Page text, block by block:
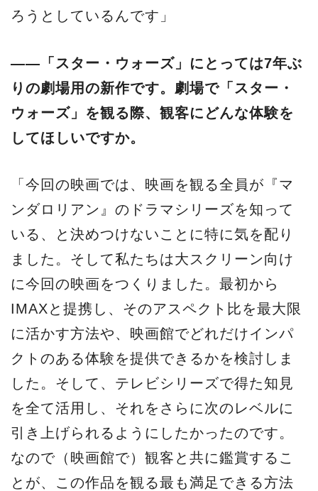
ろうとしているんです」
——「スター・ウォーズ」にとっては7年ぶ
りの劇場用の新作です。劇場で「スター・
ウォーズ」を観る際、観客にどんな体験を
してほしいですか。
「今回の映画では、映画を観る全員が『マ
ンダロリアン』のドラマシリーズを知って
いる、と決めつけないことに特に気を配り
ました。そして私たちは大スクリーン向け
に今回の映画をつくりました。最初から
IMAXと提携し、そのアスペクト比を最大限
に活かす方法や、映画館でどれだけインパ
クトのある体験を提供できるかを検討しま
した。そして、テレビシリーズで得た知見
を全て活用し、それをさらに次のレベルに
引き上げられるようにしたかったのです。
なので（映画館で）観客と共に鑑賞するこ
とが、この作品を観る最も満足できる方法